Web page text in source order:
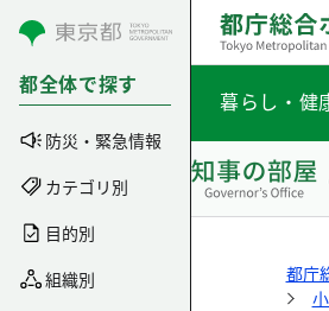
コンテンツにスキップ
都全体で探す
防災・緊急情報
カテゴリ別
目的別
組織別
暮らし・健
都庁